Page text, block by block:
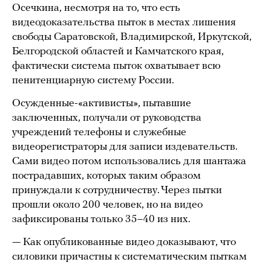
Осечкина, несмотря на то, что есть
видеодоказательства пыток в местах лишения
свободы Саратовской, Владимирской, Иркутской,
Белгородской областей и Камчатского края,
фактически система пыток охватывает всю
пенитенциарную систему России.
Осужденные-«активисты», пытавшие
заключенных, получали от руководства
учреждений телефоны и служебные
видеорегистраторы для записи издевательств.
Сами видео потом использовались для шантажа
пострадавших, которых таким образом
принуждали к сотрудничеству. Через пытки
прошли около 200 человек, но на видео
зафиксированы только 35–40 из них.
— Как опубликованные видео доказывают, что
силовики причастны к систематическим пыткам